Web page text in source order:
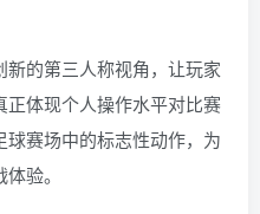
的第三人称视角，让玩家
体现个人操作水平对比赛
赛场中的标志性动作，为
验。